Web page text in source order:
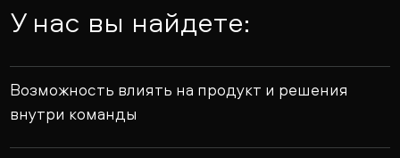
У нас вы найдете:
Возможность влиять на продукт и решения
внутри команды